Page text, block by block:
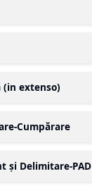
(in extenso)
Cumpărare
și Delimitare-PAD